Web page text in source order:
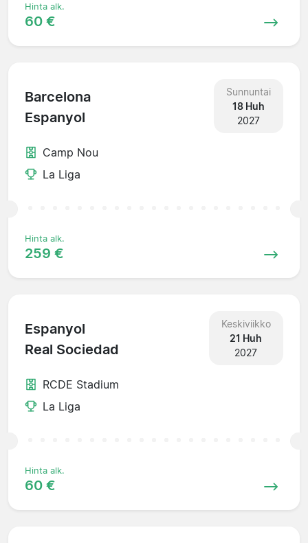
Hinta alk.
60 €
Barcelona
Espanyol
Sunnuntai
18 Huh
2027
Camp Nou
La Liga
Hinta alk.
259 €
Espanyol
Real Sociedad
Keskiviikko
21 Huh
2027
RCDE Stadium
La Liga
Hinta alk.
60 €